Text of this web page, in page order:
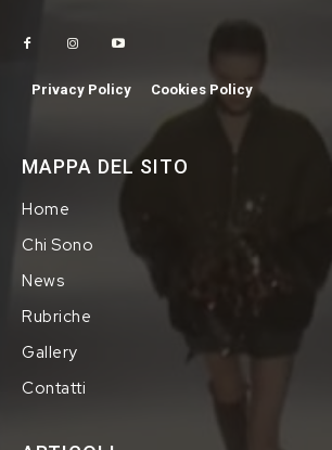
Privacy Policy Cookies Policy
MAPPA DEL SITO
Home
Chi Sono
News
Rubriche
Gallery
Contatti